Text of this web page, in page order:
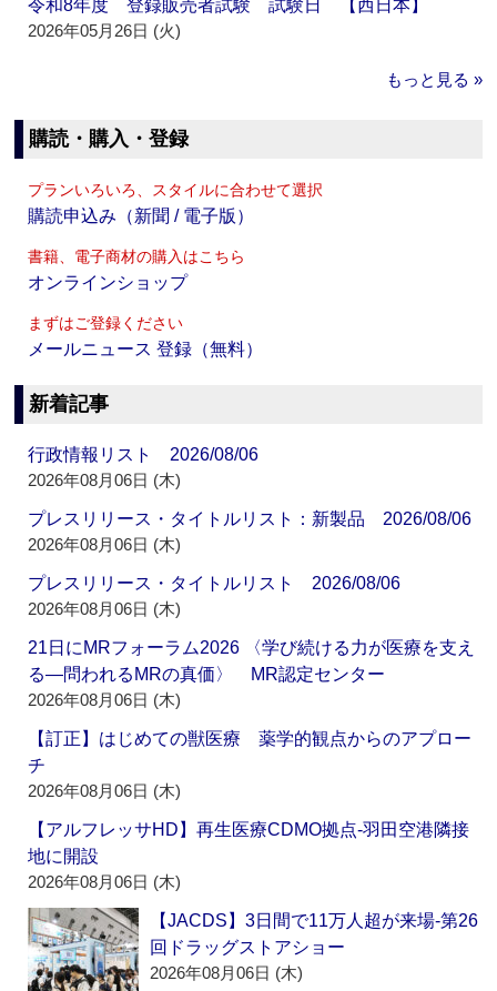
令和8年度 登録販売者試験 試験日 【西日本】
2026年05月26日 (火)
もっと見る »
購読・購入・登録
プランいろいろ、スタイルに合わせて選択
購読申込み（新聞 / 電子版）
書籍、電子商材の購入はこちら
オンラインショップ
まずはご登録ください
メールニュース 登録（無料）
新着記事
行政情報リスト 2026/08/06
2026年08月06日 (木)
プレスリリース・タイトルリスト：新製品 2026/08/06
2026年08月06日 (木)
プレスリリース・タイトルリスト 2026/08/06
2026年08月06日 (木)
21日にMRフォーラム2026 〈学び続ける力が医療を支え
る―問われるMRの真価〉 MR認定センター
2026年08月06日 (木)
【訂正】はじめての獣医療 薬学的観点からのアプロー
チ
2026年08月06日 (木)
【アルフレッサHD】再生医療CDMO拠点‐羽田空港隣接
地に開設
2026年08月06日 (木)
【JACDS】3日間で11万人超が来場‐第26
回ドラッグストアショー
2026年08月06日 (木)